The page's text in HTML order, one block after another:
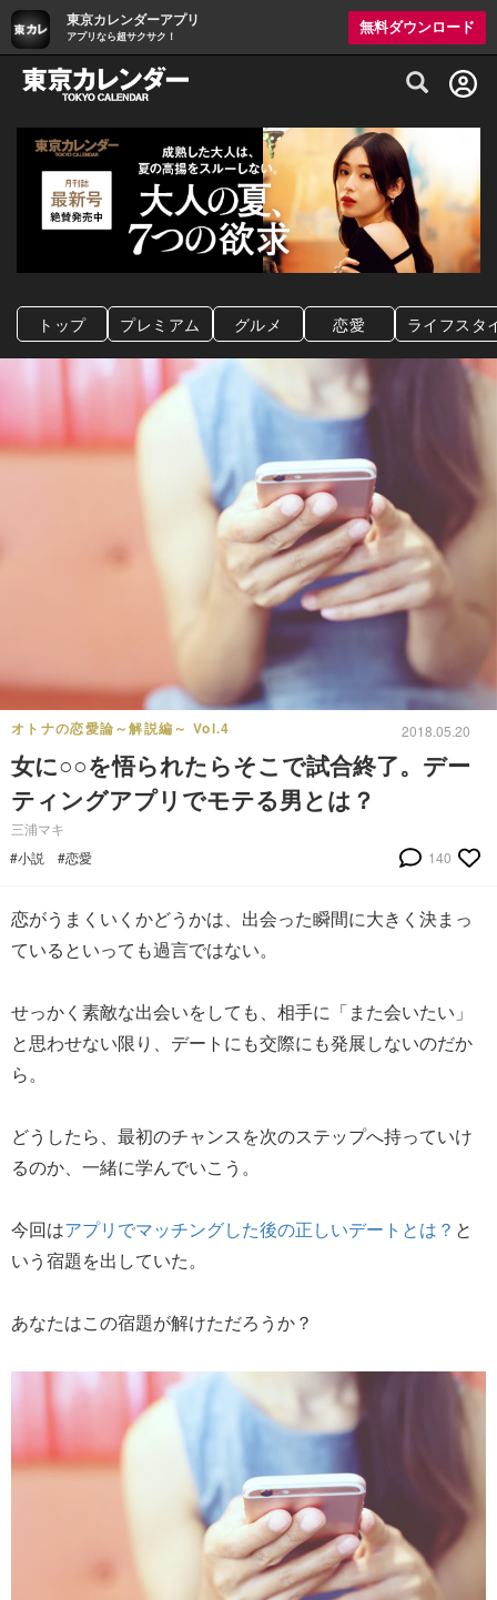
東京カレンダーアプリ
アプリなら超サクサク！
無料ダウンロード
グルメ情報・プレミアムレストラン予約
トップ プレミアム グルメ 恋愛 ライフスタ
オトナの恋愛論～解説編～ Vol.4 2018.05.20
女に○○を悟られたらそこで試合終了。デー
ティングアプリでモテる男とは？
三浦マキ
#小説
#恋愛 140
恋がうまくいくかどうかは、出会った瞬間に大きく決まっ
ているといっても過言ではない。
せっかく素敵な出会いをしても、相手に「また会いたい」
と思わせない限り、デートにも交際にも発展しないのだか
ら。
どうしたら、最初のチャンスを次のステップへ持っていけ
るのか、一緒に学んでいこう。
今回はアプリでマッチングした後の正しいデートとは？ と
いう宿題を出していた。
あなたはこの宿題が解けただろうか？